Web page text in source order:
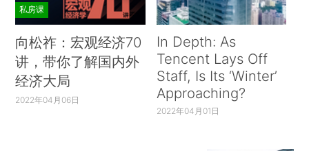
私房课
向松祚：宏观经济70
讲，带你了解国内外
经济大局
2022年04月06日
In Depth: As
Tencent Lays Off
Staff, Is Its ‘Winter’
Approaching?
2022年04月01日